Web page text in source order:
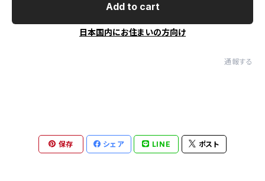
Add to cart
日本国内にお住まいの方向け
通報する
保存 シェア LINE ポスト